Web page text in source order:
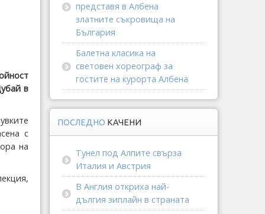
в
с
на
представя в Албена
златните съкровища на
България
Балетна класика на
световен хореограф за
гостите на курорта Албена
ПОСЛЕДНО КАЧЕНИ
Тунел под Алпите свърза
Италия и Австрия
В Англия откриха най-
дългия зиплайн в страната